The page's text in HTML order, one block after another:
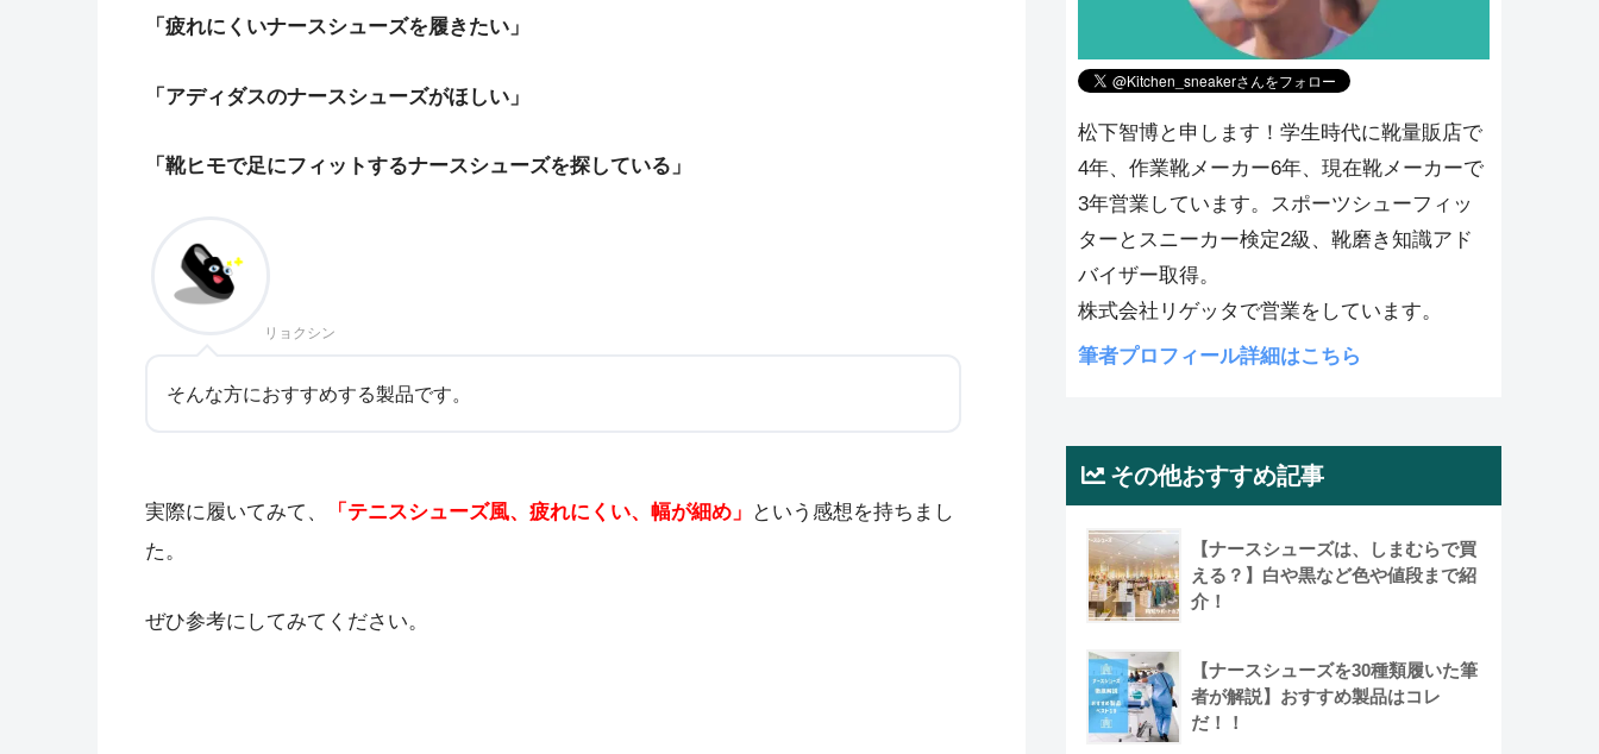
「疲れにくいナースシューズを履きたい」
「アディダスのナースシューズがほしい」
「靴ヒモで足にフィットするナースシューズを探している」
リョクシン
そんな方におすすめする製品です。
実際に履いてみて、 「テニスシューズ風、疲れにくい、幅が細め」
という感想を持ちまし
た。
ぜひ参考にしてみてください。
松下智博と申します！学生時代に靴量販店で
4年、作業靴メーカー6年、現在靴メーカーで
3年営業しています。スポーツシューフィッ
ターとスニーカー検定2級、靴磨き知識アド
バイザー取得。
株式会社リゲッタで営業をしています。
筆者プロフィール詳細はこちら
その他おすすめ記事
【ナースシューズは、しまむらで買
える？】白や黒など色や値段まで紹
介！
【ナースシューズを30種類履いた筆
者が解説】おすすめ製品はコレ
だ！！